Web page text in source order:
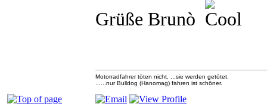
Grüße Brunò
Motorradfahrer töten nicht, ...sie werden getötet.
......nur Bulldog (Hanomag) fahren ist schöner.